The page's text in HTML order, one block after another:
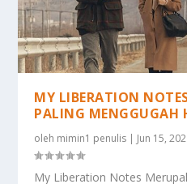
MY LIBERATION
PALING MENGGUGAH
oleh mimin1 penulis | Jun 15,
My Liberation Notes